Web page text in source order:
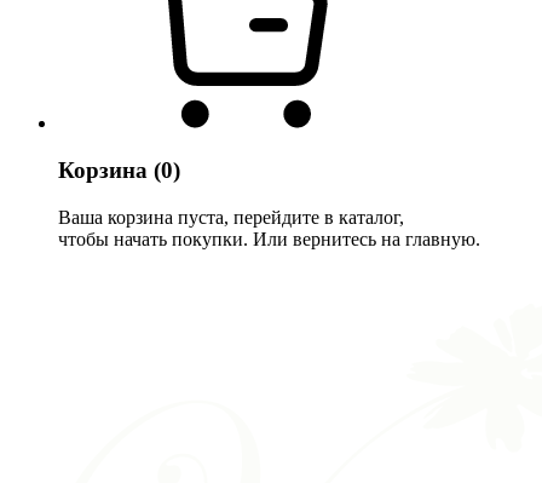
Корзина (0)
Ваша корзина пуста, перейдите в каталог,
чтобы начать покупки. Или вернитесь на главную.